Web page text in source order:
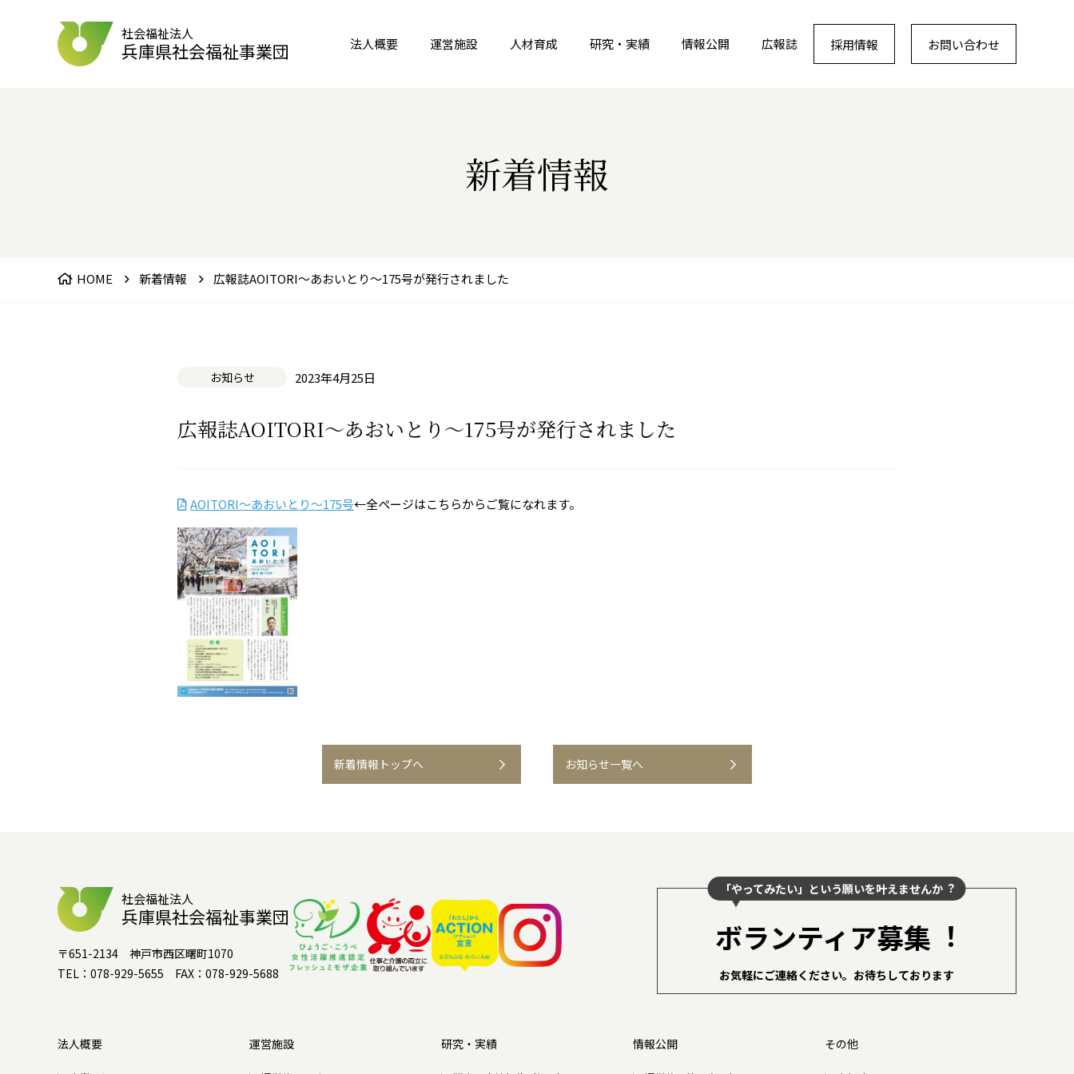
社会福祉法人
兵庫県社会福祉事業団 法人概要 運営施設 人材育成 研究・実績 情報公開 広報誌 採用情報 お問い合わせ
新着情報
HOME 新着情報 広報誌AOITORI～あおいとり～175号が発行されました
お知らせ 2023年4月25日
広報誌AOITORI～あおいとり～175号が発行されました
AOITORI～あおいとり～175号←全ページはこちらからご覧になれます。
新着情報トップへ お知らせ一覧へ
社会福祉法人
兵庫県社会福祉事業団
〒651-2134 神戸市西区曙町1070
TEL：078-929-5655 FAX：078-929-5688
「やってみたい」という願いを叶えませんか︖
ボランティア募集︕
お気軽にご連絡ください。 お待ちしております
法人概要 運営施設 研究・実績 情報公開 その他